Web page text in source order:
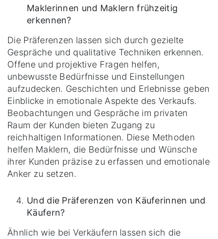
Maklerinnen und Maklern frühzeitig
erkennen?
Die Präferenzen lassen sich durch gezielte
Gespräche und qualitative Techniken erkennen.
Offene und projektive Fragen helfen,
unbewusste Bedürfnisse und Einstellungen
aufzudecken. Geschichten und Erlebnisse geben
Einblicke in emotionale Aspekte des Verkaufs.
Beobachtungen und Gespräche im privaten
Raum der Kunden bieten Zugang zu
reichhaltigen Informationen. Diese Methoden
helfen Maklern, die Bedürfnisse und Wünsche
ihrer Kunden präzise zu erfassen und emotionale
Anker zu setzen.
Und die Präferenzen von Käuferinnen und
Käufern?
Ähnlich wie bei Verkäufern lassen sich die